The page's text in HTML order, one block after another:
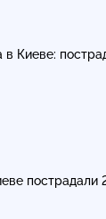
Киеве:
пострадали